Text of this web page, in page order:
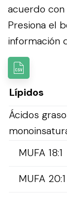
acuerdo
Presiona el
información
Lípidos
Ácidos
MUFA 18:1
MUFA 20:1